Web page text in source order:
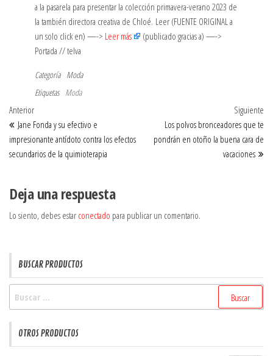
a la pasarela para presentar la colección primavera-verano 2023 de
la también directora creativa de Chloé. Leer (FUENTE ORIGINAL a
un solo click en) —-> Leer más
(publicado gracias a) —->
Portada // telva
Categoría Moda
Etiquetas Moda
Navegación
de
entradas
Entrada
anterior
Anterior
Jane Fonda y su efectivo e
impresionante antídoto contra los efectos
secundarios de la quimioterapia
Siguiente
Los polvos bronceadores que te
pondrán en otoño la buena cara de
vacaciones
Deja una respuesta
Lo siento, debes estar conectado para publicar un comentario.
BUSCAR PRODUCTOS
OTROS PRODUCTOS